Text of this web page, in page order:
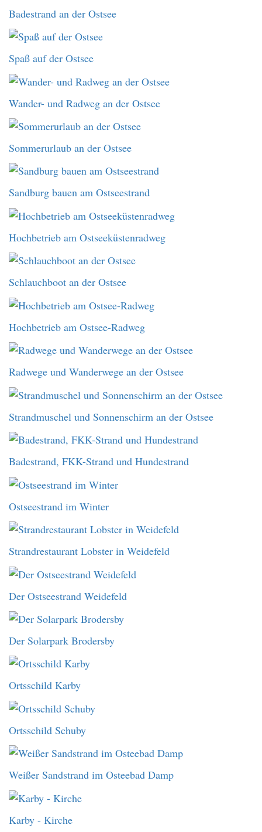
Badestrand an der Ostsee
Spaß auf der Ostsee
Wander- und Radweg an der Ostsee
Sommerurlaub an der Ostsee
Sandburg bauen am Ostseestrand
Hochbetrieb am Ostseeküstenradweg
Schlauchboot an der Ostsee
Hochbetrieb am Ostsee-Radweg
Radwege und Wanderwege an der Ostsee
Strandmuschel und Sonnenschirm an der Ostsee
Badestrand, FKK-Strand und Hundestrand
Ostseestrand im Winter
Strandrestaurant Lobster in Weidefeld
Der Ostseestrand Weidefeld
Der Solarpark Brodersby
Ortsschild Karby
Ortsschild Schuby
Weißer Sandstrand im Osteebad Damp
Karby - Kirche